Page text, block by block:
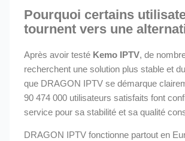
Pourquoi certains
tournent vers une
Après avoir testé Kemo IPTV, de
recherchent une solution plus stable et
que DRAGON IPTV se démarque
90 474 000 utilisateurs satisfaits font
service pour sa stabilité et sa qualité
DRAGON IPTV fonctionne partout en